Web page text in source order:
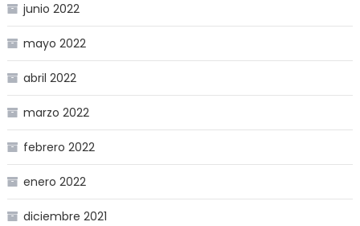
junio 2022
mayo 2022
abril 2022
marzo 2022
febrero 2022
enero 2022
diciembre 2021